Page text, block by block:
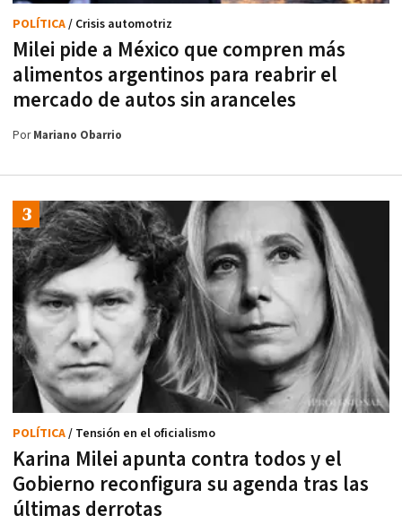
Milei pide a México que compren más
alimentos argentinos para reabrir el
mercado de autos sin aranceles
POLÍTICA/ Crisis automotriz
PorMariano Obarrio
Karina Milei apunta contra todos y el
Gobierno reconfigura su agenda tras las
últimas derrotas
POLÍTICA/ Tensión en el oficialismo